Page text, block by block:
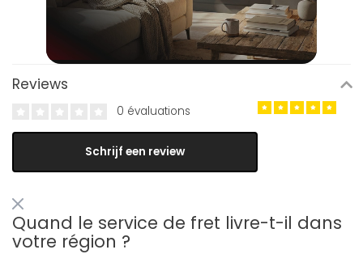
Reviews
0 évaluations
Schrijf een review
Quand le service de fret livre-t-il dans
votre région ?